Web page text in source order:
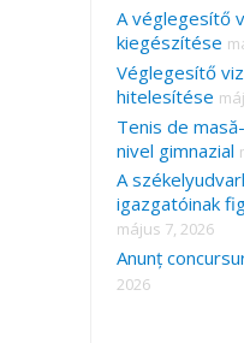
A véglegesítő
kiegészítése
Véglegesítő
hitelesítése
Tenis de
nivel gimnazial
A
igazgatóinak
május 7, 2026
Anunț
2026